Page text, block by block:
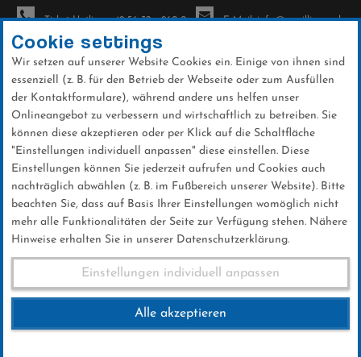
Direkt
zum
Inhalt
Ticket-Hotline: +49 56 32 - 960-0 E-Mail: info@sc-willingen.de
News
Schäfer und Lange beim FIS
Skisprung Weltcup in Willingen
Cookie settings
Wir setzen auf unserer Website Cookies ein. Einige von ihnen sind
essenziell (z. B. für den Betrieb der Webseite oder zum Ausfüllen
der Kontaktformulare), während andere uns helfen unser
Onlineangebot zu verbessern und wirtschaftlich zu betreiben. Sie
können diese akzeptieren oder per Klick auf die Schaltfläche
"Einstellungen individuell anpassen" diese einstellen. Diese
Einstellungen können Sie jederzeit aufrufen und Cookies auch
nachträglich abwählen (z. B. im Fußbereich unserer Website). Bitte
beachten Sie, dass auf Basis Ihrer Einstellungen womöglich nicht
mehr alle Funktionalitäten der Seite zur Verfügung stehen. Nähere
Hinweise erhalten Sie in unserer Datenschutzerklärung.
Einstellungen individuell anpassen
Alle akzeptieren